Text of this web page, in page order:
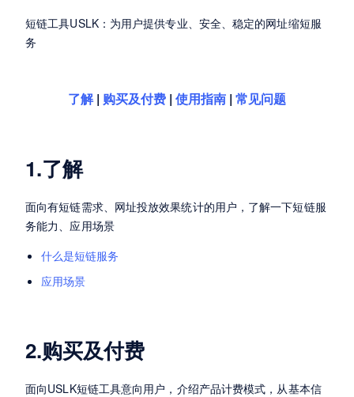
短链工具USLK：为用户提供专业、安全、稳定的网址缩短服
务
了解| 购买及付费 | 使用指南 | 常见问题
1.了解
面向有短链需求、网址投放效果统计的用户，了解一下短链服
务能力、应用场景
什么是短链服务
应用场景
2.购买及付费
面向USLK短链工具意向用户，介绍产品计费模式，从基本信